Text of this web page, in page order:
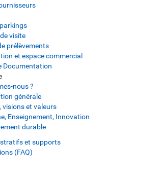
visite
prélèvements
et espace commercial
Documentation
nous ?
générale
visions et valeurs
Enseignement, Innovation
durable
et supports
(FAQ)